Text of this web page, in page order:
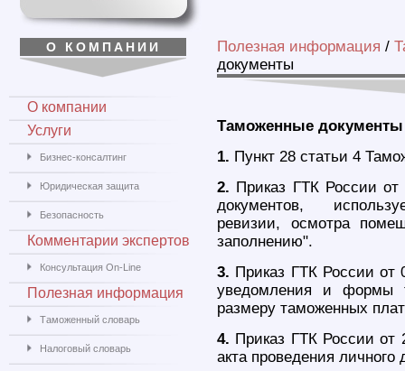
Полезная информация /
документы
Таможенные документы
1. Пункт 28 статьи 4
2. Приказ ГТК России
документов,
ревизии, осмотра
заполнению".
3. Приказ ГТК России
уведомления и формы
размеру таможенных
4. Приказ ГТК России
акта проведения личного
О КОМПАНИИ
О компании
Услуги
Бизнес-консалтинг
Юридическая защита
Безопасность
Комментарии экспертов
Консультация On-Line
Полезная информация
Таможенный словарь
Налоговый словарь